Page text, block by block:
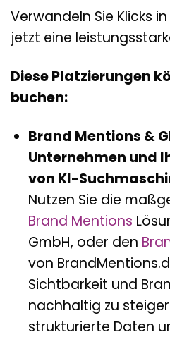
Verwandeln Sie Klicks
jetzt eine
Diese Platzierungen
buchen:
Brand Mentions &
Unternehmen und
von KI-
Nutzen Sie die
Brand Mentions
GmbH, oder den
von
Sichtbarkeit und
nachhaltig zu
strukturierte Daten